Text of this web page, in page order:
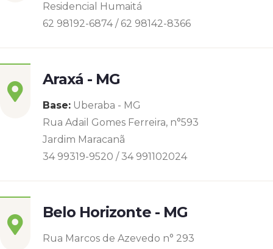
Residencial Humaitá
62 98192-6874 / 62 98142-8366
Araxá - MG
Base: Uberaba - MG
Rua Adail Gomes Ferreira, n°593
Jardim Maracanã
34 99319-9520 / 34 991102024
Belo Horizonte - MG
Rua Marcos de Azevedo n° 293